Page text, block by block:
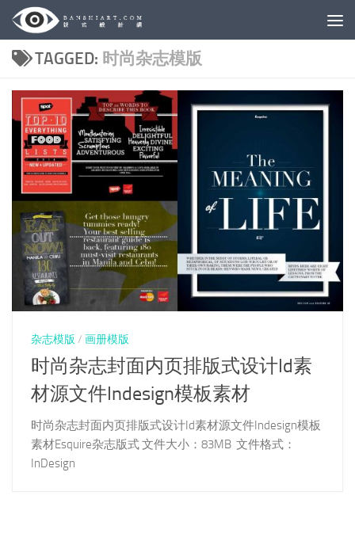
Skip to content
TAGGED: 时尚杂志模版
杂志模版 / 画册模版
时尚杂志封面内页排版式设计Id素
材源文件Indesign模板素材
时尚杂志封面内页排版式设计Id素材源文件Indesign模板
素材Esquire杂志版式 文件大小：83MB 文件格式：
InDesign